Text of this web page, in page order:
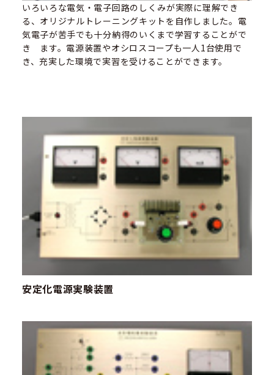
いろいろな電気・電子回路のしくみが実際に理解でき
る、オリジナルトレーニングキットを自作しました。電
気電子が苦手でも十分納得のいくまで学習することがで
き ます。電源装置やオシロスコープも一人1台使用で
き、充実した環境で実習を受けることができます。
安定化電源実験装置